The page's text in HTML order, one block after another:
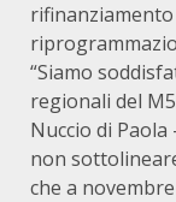
“Siamo
regionali del
Nuccio di
non
che a